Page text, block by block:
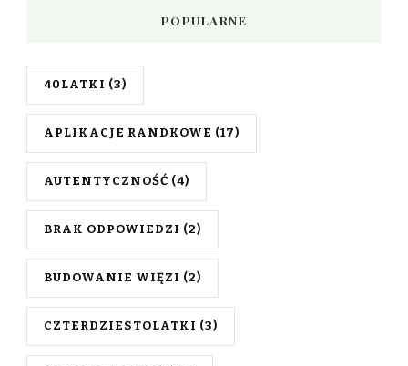
POPULARNE
40LATKI (3)
APLIKACJE RANDKOWE (17)
AUTENTYCZNOŚĆ (4)
BRAK ODPOWIEDZI (2)
BUDOWANIE WIĘZI (2)
CZTERDZIESTOLATKI (3)